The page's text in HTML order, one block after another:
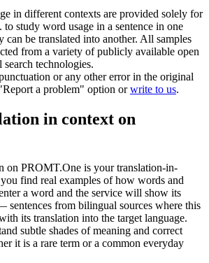
in different contexts are provided solely for
study word usage in a sentence in one
can be translated into another. All samples
from a variety of publicly available open
technologies.
or any other error in the original
a problem" option orwrite to us.
in context on
on PROMT.One is your translation-in-
find real examples of how words and
a word and the service will show its
sentences from bilingual sources where this
its translation into the target language.
subtle shades of meaning and correct
it is a rare term or a common everyday